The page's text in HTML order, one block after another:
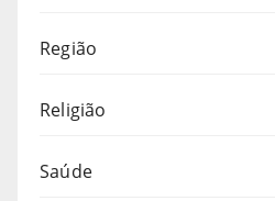
Região
Religião
Saúde